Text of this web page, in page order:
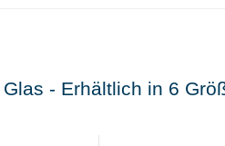
- Erhältlich in 6